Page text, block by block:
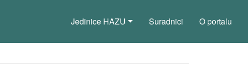
Jedinice HAZU Suradnici O portalu